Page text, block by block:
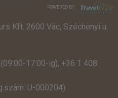
POWERED BY:
Kft. 2600 Vác, Széchenyi u.
(09:00-17:00-ig), +36 1 408
U-000204)